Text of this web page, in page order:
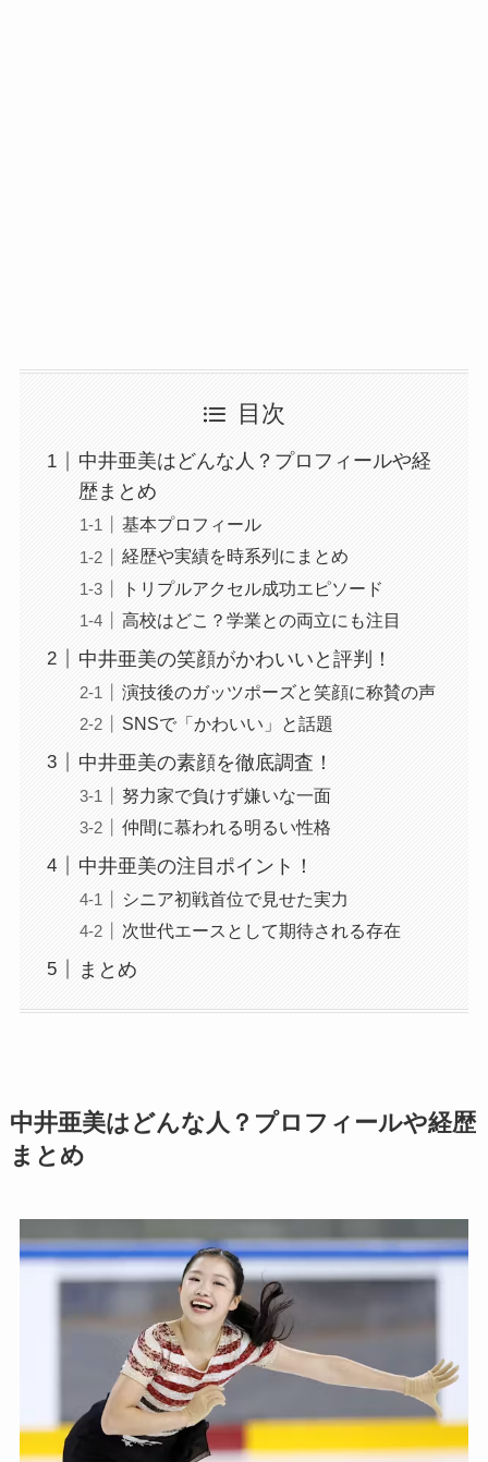
目次
中井亜美はどんな人？プロフィールや経
歴まとめ
基本プロフィール
経歴や実績を時系列にまとめ
トリプルアクセル成功エピソード
高校はどこ？学業との両立にも注目
中井亜美の笑顔がかわいいと評判！
演技後のガッツポーズと笑顔に称賛の声
SNSで「かわいい」と話題
中井亜美の素顔を徹底調査！
努力家で負けず嫌いな一面
仲間に慕われる明るい性格
中井亜美の注目ポイント！
シニア初戦首位で見せた実力
次世代エースとして期待される存在
まとめ
中井亜美はどんな人？プロフィールや経歴
まとめ